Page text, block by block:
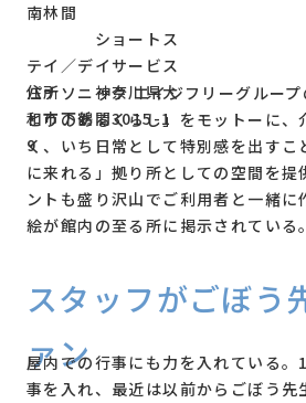
産学共同研究によ
エビデンス
実感！これ1台で施設
こんなに変わりま
施設の方の声
基本性能・仕様
操作ガイドダウンロード
南林間
ショートス
テイ／デイサービス
住所 神奈川県大
和市下鶴間3015-1
9
パナソニック エイジフリーグルー
とりのあるくらし」をモットーに、
く、いち日常として特別感を出すこ
に来れる」拠り所としての空間を提
ントも盛り沢山でご利用者と一緒に
絵が館内の至る所に掲示されている。
スタッフがごぼう
ァン
屋内での行事にも力を入れている
事を入れ、最近は以前からごぼう先